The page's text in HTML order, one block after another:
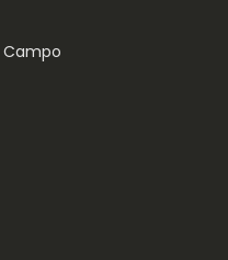
Campo